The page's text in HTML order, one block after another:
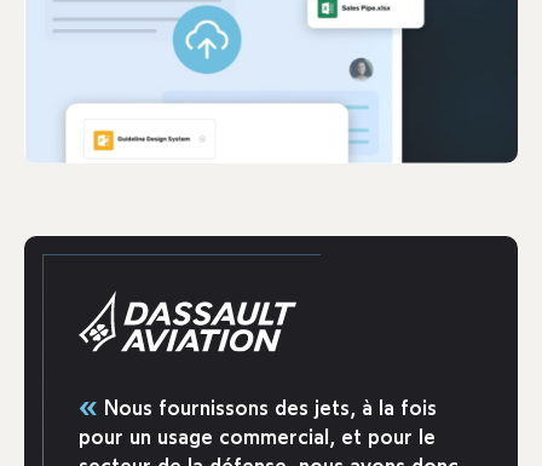
« Nous fournissons des jets, à la fois
pour un usage commercial, et pour le